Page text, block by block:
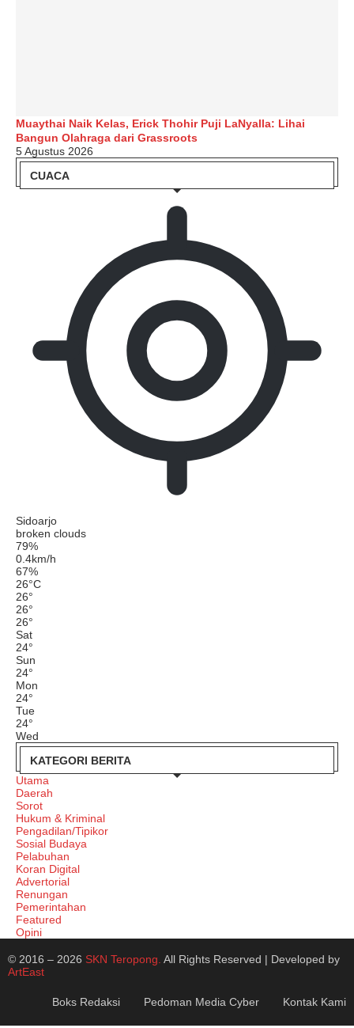
Muaythai Naik Kelas, Erick Thohir Puji LaNyalla: Lihai
Bangun Olahraga dari Grassroots
5 Agustus 2026
CUACA
Sidoarjo
broken clouds
79%
0.4km/h
67%
26°C
26°
26°
26°
Sat
24°
Sun
24°
Mon
24°
Tue
24°
Wed
KATEGORI BERITA
Utama
Daerah
Sorot
Hukum & Kriminal
Pengadilan/Tipikor
Sosial Budaya
Pelabuhan
Koran Digital
Advertorial
Renungan
Pemerintahan
Featured
Opini
© 2016 – 2026 SKN Teropong. All Rights Reserved | Developed by
ArtEast
Boks Redaksi Pedoman Media Cyber Kontak Kami